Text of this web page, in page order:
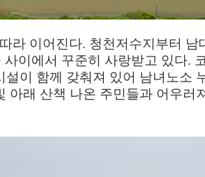
라 이어진다. 청천저수지부터 남
사이에서 꾸준히 사랑받고 있다.
이 함께 갖춰져 있어 남녀노소
아래 산책 나온 주민들과 어우러